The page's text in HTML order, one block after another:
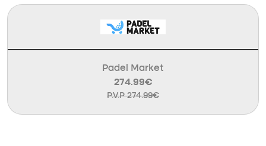
Padel Market
274.99€
P.V.P 274.99€